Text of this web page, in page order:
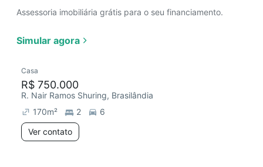
Assessoria imobiliária grátis para o seu financiamento.
Simular agora
Casa
R$ 750.000
R. Nair Ramos Shuring, Brasilândia
170m² 2
6
Ver contato